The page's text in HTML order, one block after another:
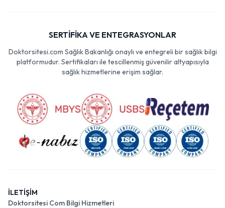
SERTİFİKA VE ENTEGRASYONLAR
Doktorsitesi.com Sağlık Bakanlığı onaylı ve entegreli bir sağlık bilgi
platformudur. Sertifikaları ile tescillenmiş güvenilir altyapısıyla
sağlık hizmetlerine erişim sağlar.
İLETİŞİM
Doktorsitesi Com Bilgi Hizmetleri